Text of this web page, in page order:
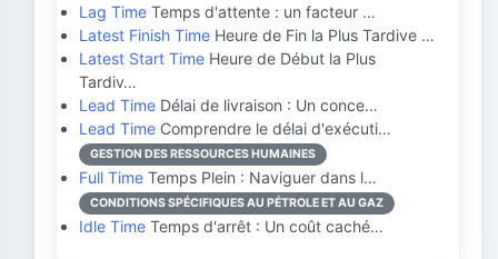
Lag Time Temps d'attente : un facteur …
Latest Finish Time Heure de Fin la Plus Tardive …
Latest Start Time Heure de Début la Plus
Tardiv…
Lead Time Délai de livraison : Un conce…
Lead Time Comprendre le délai d'exécuti…
GESTION DES RESSOURCES HUMAINES
Full Time Temps Plein : Naviguer dans l…
CONDITIONS SPÉCIFIQUES AU PÉTROLE ET AU GAZ
Idle Time Temps d'arrêt : Un coût caché…